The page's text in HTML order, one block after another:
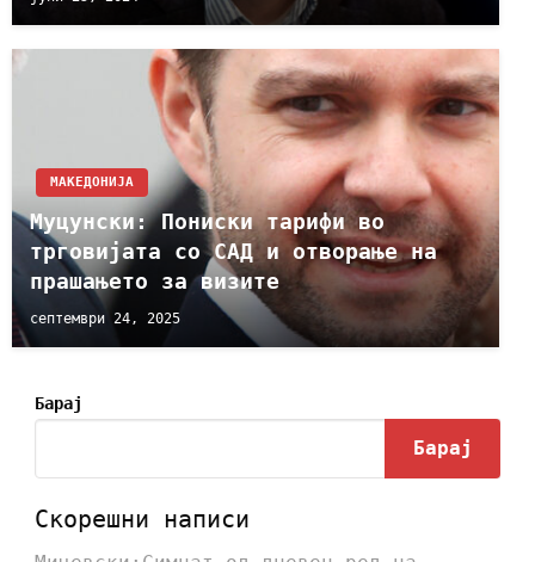
МАКЕДОНИЈА
Муцунски: Пониски тарифи во
трговијата со САД и отворање на
прашањето за визите
септември 24, 2025
Барај
Барај
Скорешни написи